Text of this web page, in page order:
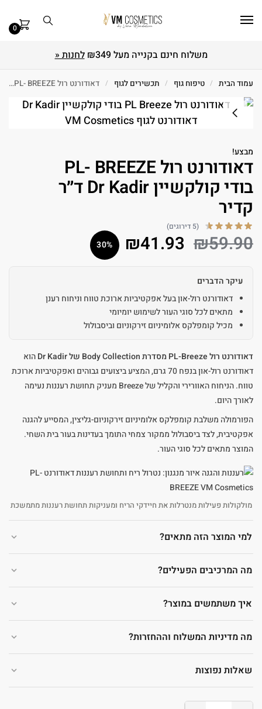
0
משלוח חינם בקנייה מעל ₪349 לחנות «
עמוד הבית / טיפוח גוף / תכשירים לגוף / דאודורנט רול PL- BREEZE בודי קולקשיין Dr Kadir ד״ר קדיר
מבצע!
דאודורנט רול PL- BREEZE
בודי קולקשיין Dr Kadir ד״ר
קדיר
(5 דירוגים)
₪59.90
₪41.93
30%
עיקר הדברים
דאודורנט רול-און בעל אפקטיביות ארוכת טווח וניחוח רענן
מתאים לכל סוגי העור לשימוש יומיומי
מכיל קומפלקס אלומיניום זירקוניום וביסבולול
דאודורנט רול PL-Breeze מסדרת Body Collection של Dr Kadir
הוא
דאודורנט רול-און בנפח 70 גרם, המציע ביצועים גבוהים ואפקטיביות ארוכת
טווח. הניחוח האוורירי והקליל של Breeze מעניק תחושת רעננות נעימה
לאורך היום.
הפורמולה משלבת קומפלקס אלומיניום זירקוניום-גליצין, המסייע להגנה
אפקטיבית, לצד ביסבולול ממקור צמחי התומך בעדינות בעור בית השחי.
המוצר מתאים לכל סוגי העור.
מולקולות פעילות מנטרלות את חיידקי הריח ומעניקות תחושת רעננות מתמשכת
למי המוצר הזה מתאים?
מה המרכיבים הפעילים?
איך משתמשים במוצר?
מה מדיניות המשלוח וההחזרות?
שאלות נפוצות